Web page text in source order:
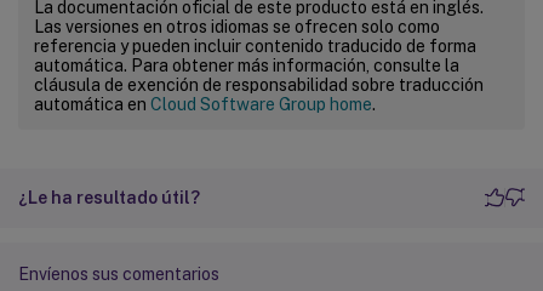
La documentación oficial de este producto está en inglés.
Las versiones en otros idiomas se ofrecen solo como
referencia y pueden incluir contenido traducido de forma
automática. Para obtener más información, consulte la
cláusula de exención de responsabilidad sobre traducción
automática en Cloud Software Group home.
¿Le ha resultado útil?
Envíenos sus comentarios